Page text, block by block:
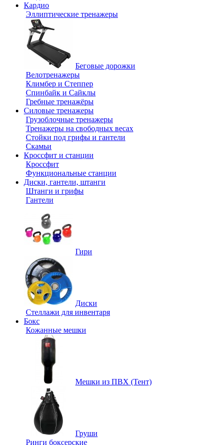
Кардио
Эллиптические тренажеры
Беговые дорожки
Велотренажеры
Климбер и Степпер
Спинбайк и Сайклы
Гребные тренажёры
Силовые тренажеры
Грузоблочные тренажеры
Тренажеры на свободных весах
Стойки под грифы и гантели
Скамьи
Кроссфит и станции
Кроссфит
Функциональные станции
Диски, гантели, штанги
Штанги и грифы
Гантели
Гири
Диски
Стеллажи для инвентаря
Бокс
Кожанные мешки
Мешки из ПВХ (Тент)
Груши
Ринги боксерские